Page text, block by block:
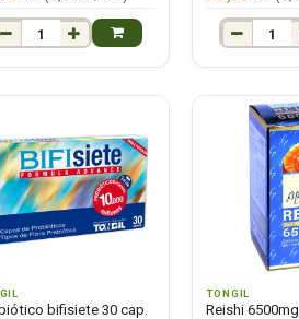
bifisiete 30 cap.
TONGIL
Reishi